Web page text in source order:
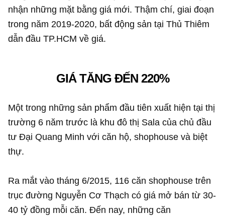
nhận những mặt bằng giá mới. Thậm chí, giai đoạn
trong năm 2019-2020, bất động sản tại Thủ Thiêm
dẫn đầu TP.HCM về giá.
GIÁ TĂNG ĐẾN 220%
Một trong những sản phẩm đầu tiên xuất hiện tại thị
trường 6 năm trước là khu đô thị Sala của chủ đầu
tư Đại Quang Minh với căn hộ, shophouse và biệt
thự.
Ra mắt vào tháng 6/2015, 116 căn shophouse trên
trục đường Nguyễn Cơ Thạch có giá mở bán từ 30-
40 tỷ đồng mỗi căn. Đến nay, những căn